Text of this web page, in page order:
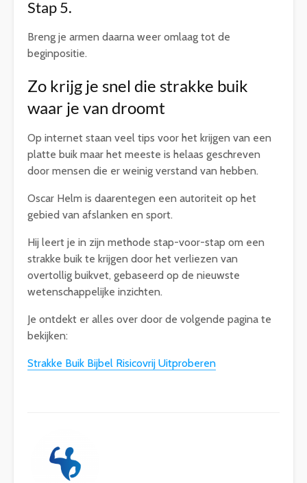
Stap 5.
Breng je armen daarna weer omlaag tot de
beginpositie.
Zo krijg je snel die strakke buik
waar je van droomt
Op internet staan veel tips voor het krijgen van een
platte buik maar het meeste is helaas geschreven
door mensen die er weinig verstand van hebben.
Oscar Helm is daarentegen een autoriteit op het
gebied van afslanken en sport.
Hij leert je in zijn methode stap-voor-stap om een
strakke buik te krijgen door het verliezen van
overtollig buikvet, gebaseerd op de nieuwste
wetenschappelijke inzichten.
Je ontdekt er alles over door de volgende pagina te
bekijken:
Strakke Buik Bijbel Risicovrij Uitproberen